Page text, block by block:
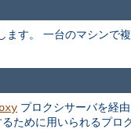
す。 一台のマシンで
プロクシサーバを経
ために用いられるプロ